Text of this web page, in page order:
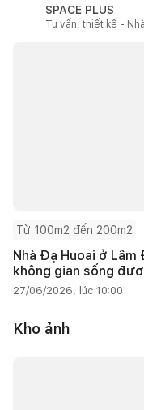
SPACE PLUS
Tư vấn, thiết kế -
Từ 100m2 đến 200m2
Nhà Đạ Huoai ở
không gian sống
27/06/2026, lúc 10:00
Kho ảnh